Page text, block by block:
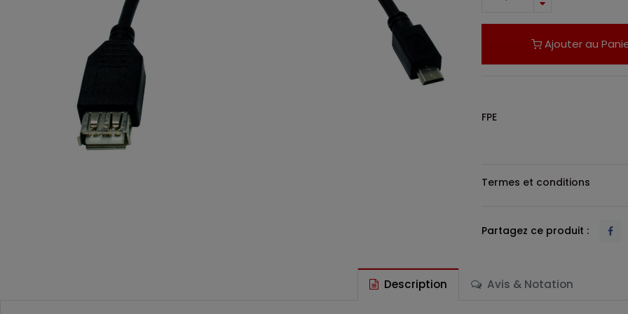
Ajouter au
FPE
Termes et conditions
Partagez ce produit :
Description Avis & Notation